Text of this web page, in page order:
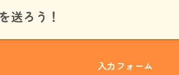
送ろう！
入力フォーム